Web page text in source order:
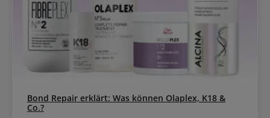
Bond Repair erklärt: Was können Olaplex, K18 &
Co.?